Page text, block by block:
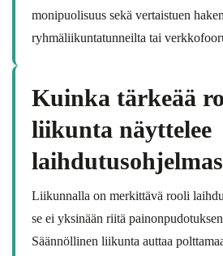
monipuolisuus sekä vertaistuen
ryhmäliikuntatunneilta tai
Kuinka tärkeää
liikunta näyttelee
Liikunnalla on merkittävä rooli
se ei yksinään riitä
Säännöllinen liikunta auttaa